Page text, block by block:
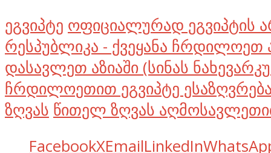
ეგვიპტე ოფიციალურად ეგვიპტის
რესპუბლიკა - ქვეყანა ჩრდილოეთ
დასავლეთ აზიაში (სინას
ჩრდილოეთით ეგვიპტე
ზღვას წითელ ზღვას
FacebookXEmailLinkedIn